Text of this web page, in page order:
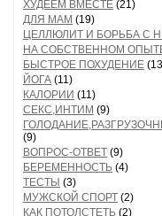
ХУДЕЕМ ВМЕСТЕ (21)
ДЛЯ МАМ (19)
ЦЕЛЛЮЛИТ И БОРЬБА С
НА СОБСТВЕННОМ
БЫСТРОЕ ПОХУДЕНИЕ
ЙОГА (11)
КАЛОРИИ (11)
СЕКС,ИНТИМ (9)
(9)
ВОПРОС-ОТВЕТ (9)
БЕРЕМЕННОСТЬ (4)
ТЕСТЫ (3)
МУЖСКОЙ СПОРТ (2)
КАК ПОТОЛСТЕТЬ (2)